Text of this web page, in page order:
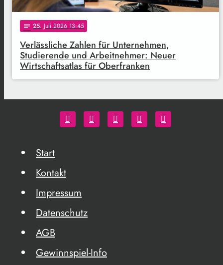
notes 25. Juli 2026 13:45
Verlässliche Zahlen für Unternehmen,
Studierende und Arbeitnehmer: Neuer
Wirtschaftsatlas für Oberfranken
Start
Kontakt
Impressum
Datenschutz
AGB
Gewinnspiel-Info